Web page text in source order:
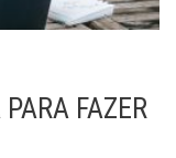
FAZER